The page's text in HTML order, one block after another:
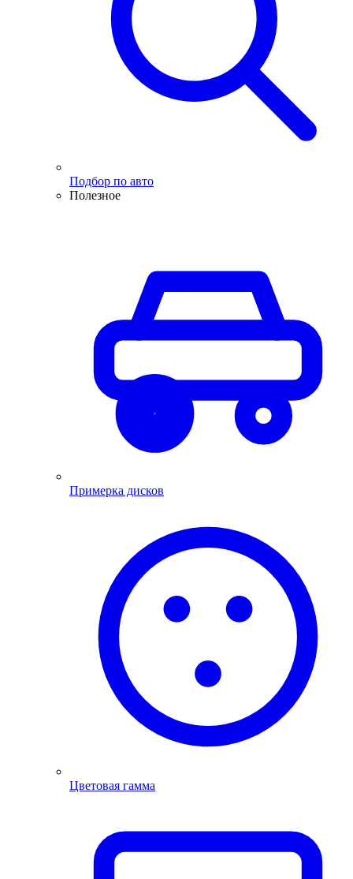
Подбор по авто
Полезное
Примерка дисков
Цветовая гамма